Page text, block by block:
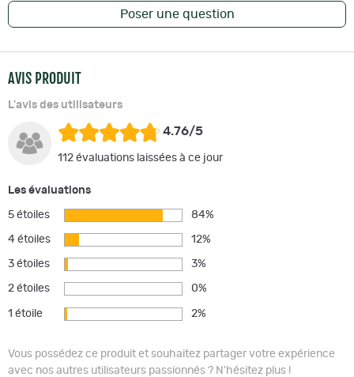
Poser une question
AVIS PRODUIT
L'avis des utilisateurs
4.76/5
112 évaluations laissées à ce jour
Les évaluations
5 étoiles 84%
4 étoiles 12%
3 étoiles 3%
2 étoiles 0%
1 étoile 2%
Vous possédez ce produit et souhaitez partager votre expérience
avec nos autres utilisateurs passionnés ? N'hésitez plus !